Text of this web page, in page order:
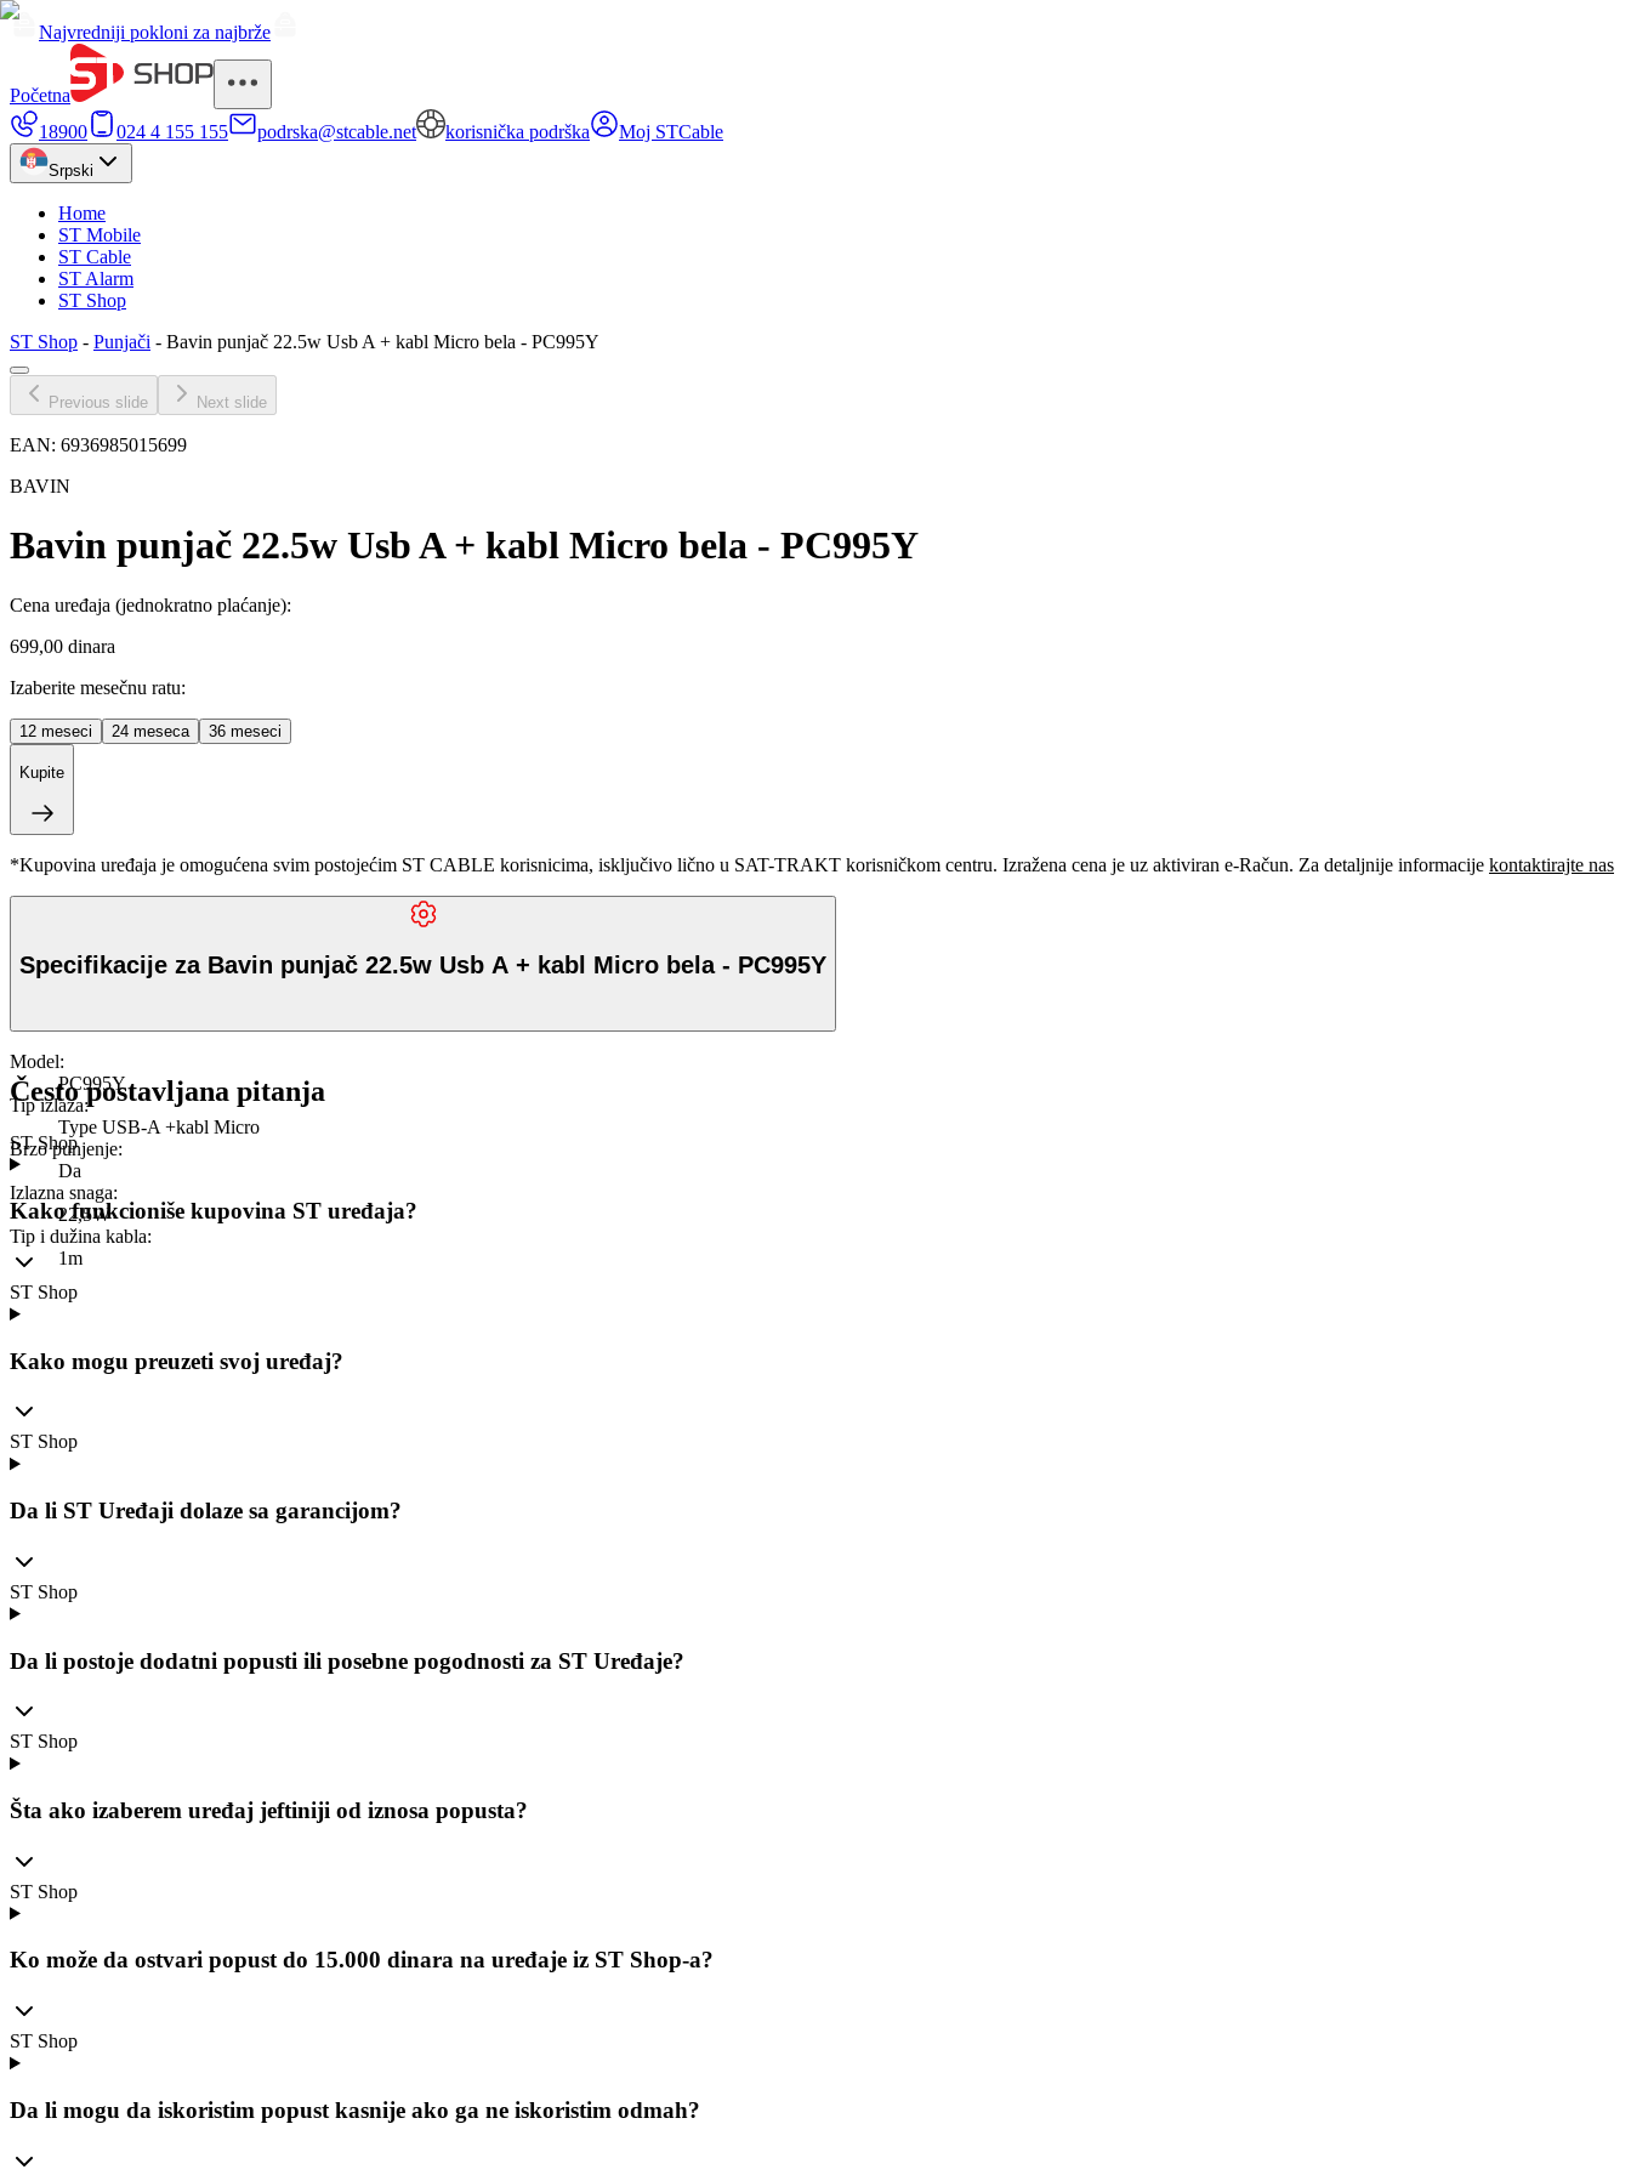
Najvredniji pokloni za najbrže
Početna
18900
024 4 155 155 podrska@stcable.net korisnička podrška Moj STCable
Srpski
Home
ST Mobile
ST Cable
ST Alarm
ST Shop
ST Shop - Punjači - Bavin punjač 22.5w Usb A + kabl Micro bela - PC995Y
Previous slide Next slide
EAN: 6936985015699
BAVIN
Bavin punjač 22.5w Usb A + kabl Micro bela - PC995Y
Cena uređaja (jednokratno plaćanje):
699,00 dinara
Izaberite mesečnu ratu:
12 meseci 24 meseca 36 meseci
Kupite
*Kupovina uređaja je omogućena svim postojećim ST CABLE korisnicima, isključivo lično u SAT-TRAKT korisničkom centru. Izražena cena je uz aktiviran e-Račun. Za detaljnije informacije kontaktirajte nas
Specifikacije za Bavin punjač 22.5w Usb A + kabl Micro bela - PC995Y
Model:
PC995Y
Tip izlaza:
Type USB-A +kabl Micro
Brzo punjenje:
Da
Izlazna snaga:
22,5W
Tip i dužina kabla:
1m
Često postavljana pitanja
ST Shop
Kako funkcioniše kupovina ST uređaja?
ST Shop
Kako mogu preuzeti svoj uređaj?
ST Shop
Da li ST Uređaji dolaze sa garancijom?
ST Shop
Da li postoje dodatni popusti ili posebne pogodnosti za ST Uređaje?
ST Shop
Šta ako izaberem uređaj jeftiniji od iznosa popusta?
ST Shop
Ko može da ostvari popust do 15.000 dinara na uređaje iz ST Shop-a?
ST Shop
Da li mogu da iskoristim popust kasnije ako ga ne iskoristim odmah?